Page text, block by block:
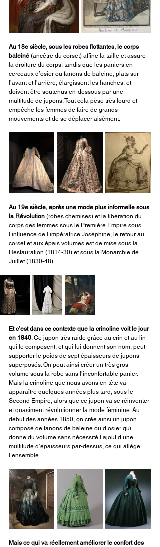
Au 18e siècle, sous les robes flottantes, le corps
baleiné (ancêtre du corset) affine la taille et assure
la droiture du corps, tandis que les paniers en
cerceaux d’osier ou fanons de baleine, plats sur
l’avant et l’arrière, élargissent les hanches, et
doivent être soutenus en-dessous par une
multitude de jupons. Tout cela pèse très lourd et
empêche les femmes de faire de grands
mouvements et de se déplacer aisément.
Au 19e siècle, après une mode plus informelle sous
la Révolution (robes chemises) et la libération du
corps des femmes sous le Première Empire sous
l’influence de l’impératrice Joséphine, le retour au
corset et aux épais volumes est de mise sous la
Restauration (1814-30) et sous la Monarchie de
Juillet (1830-48).
Et c’est dans ce contexte que la crinoline voit le jour
en 1840 . Ce jupon très raide grâce au crin et au lin
qui le composent, et qui lui donnent son nom, peut
supporter le poids de sept épaisseurs de jupons
superposés. On peut ainsi créer un très gros
volume sous la robe sans l’inconfortable panier.
Mais la crinoline que nous avons en tête va
apparaître quelques années plus tard, sous le
Second Empire, alors que ce jupon va se réinventer
et quasiment révolutionner la mode féminine. Au
début des années 1850, on crée ainsi un jupon
composé de fanons de baleine ou d’osier qui
donne du volume sans nécessité l’ajout d’une
multitude d’épaisseurs par-dessus, ce qui allège
l’ensemble.
Mais ce qui va réellement améliorer le confort des